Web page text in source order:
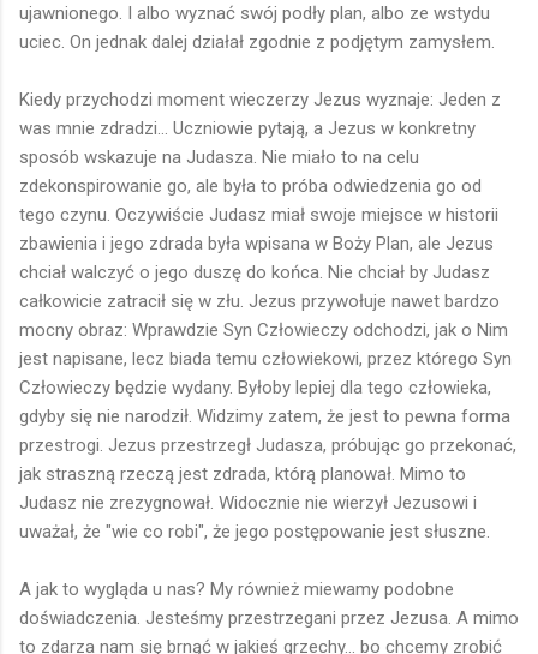
ujawnionego. I albo wyznać swój podły plan, albo ze wstydu
uciec. On jednak dalej działał zgodnie z podjętym zamysłem.
Kiedy przychodzi moment wieczerzy Jezus wyznaje: Jeden z
was mnie zdradzi... Uczniowie pytają, a Jezus w konkretny
sposób wskazuje na Judasza. Nie miało to na celu
zdekonspirowanie go, ale była to próba odwiedzenia go od
tego czynu. Oczywiście Judasz miał swoje miejsce w historii
zbawienia i jego zdrada była wpisana w Boży Plan, ale Jezus
chciał walczyć o jego duszę do końca. Nie chciał by Judasz
całkowicie zatracił się w złu. Jezus przywołuje nawet bardzo
mocny obraz: Wprawdzie Syn Człowieczy odchodzi, jak o Nim
jest napisane, lecz biada temu człowiekowi, przez którego Syn
Człowieczy będzie wydany. Byłoby lepiej dla tego człowieka,
gdyby się nie narodził. Widzimy zatem, że jest to pewna forma
przestrogi. Jezus przestrzegł Judasza, próbując go przekonać,
jak straszną rzeczą jest zdrada, którą planował. Mimo to
Judasz nie zrezygnował. Widocznie nie wierzył Jezusowi i
uważał, że "wie co robi", że jego postępowanie jest słuszne.
A jak to wygląda u nas? My również miewamy podobne
doświadczenia. Jesteśmy przestrzegani przez Jezusa. A mimo
to zdarza nam się brnąć w jakieś grzechy... bo chcemy zrobić